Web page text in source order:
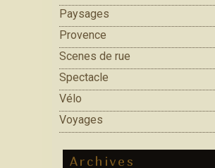
Paysages
Provence
Scenes de rue
Spectacle
Vélo
Voyages
Archives